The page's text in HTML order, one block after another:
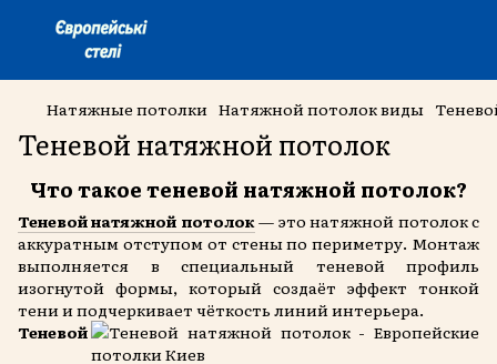
Натяжные потолки Натяжной потолок виды
Теневой натяжной потолок
Что такое теневой натяжной потолок?
Теневой натяжной потолок— это натяжной потолок с
аккуратным отступом от стены по периметру. Монтаж
выполняется в специальный теневой профиль
изогнутой формы, который создаёт эффект тонкой
тени и подчеркивает чёткость линий интерьера.
Теневой